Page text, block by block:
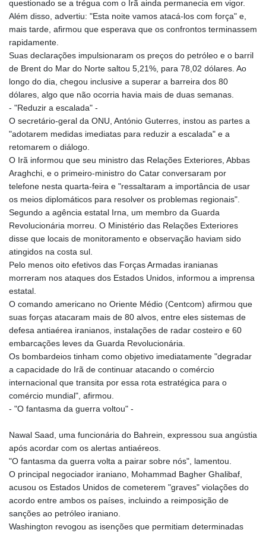
questionado se a trégua com o Irã ainda permanecia em vigor.
Além disso, advertiu: "Esta noite vamos atacá-los com força" e,
mais tarde, afirmou que esperava que os confrontos terminassem
rapidamente.
Suas declarações impulsionaram os preços do petróleo e o barril
de Brent do Mar do Norte saltou 5,21%, para 78,02 dólares. Ao
longo do dia, chegou inclusive a superar a barreira dos 80
dólares, algo que não ocorria havia mais de duas semanas.
- "Reduzir a escalada" -
O secretário-geral da ONU, António Guterres, instou as partes a
"adotarem medidas imediatas para reduzir a escalada" e a
retomarem o diálogo.
O Irã informou que seu ministro das Relações Exteriores, Abbas
Araghchi, e o primeiro-ministro do Catar conversaram por
telefone nesta quarta-feira e "ressaltaram a importância de usar
os meios diplomáticos para resolver os problemas regionais".
Segundo a agência estatal Irna, um membro da Guarda
Revolucionária morreu. O Ministério das Relações Exteriores
disse que locais de monitoramento e observação haviam sido
atingidos na costa sul.
Pelo menos oito efetivos das Forças Armadas iranianas
morreram nos ataques dos Estados Unidos, informou a imprensa
estatal.
O comando americano no Oriente Médio (Centcom) afirmou que
suas forças atacaram mais de 80 alvos, entre eles sistemas de
defesa antiaérea iranianos, instalações de radar costeiro e 60
embarcações leves da Guarda Revolucionária.
Os bombardeios tinham como objetivo imediatamente "degradar
a capacidade do Irã de continuar atacando o comércio
internacional que transita por essa rota estratégica para o
comércio mundial", afirmou.
- "O fantasma da guerra voltou" -
Nawal Saad, uma funcionária do Bahrein, expressou sua angústia
após acordar com os alertas antiaéreos.
"O fantasma da guerra volta a pairar sobre nós", lamentou.
O principal negociador iraniano, Mohammad Bagher Ghalibaf,
acusou os Estados Unidos de cometerem "graves" violações do
acordo entre ambos os países, incluindo a reimposição de
sanções ao petróleo iraniano.
Washington revogou as isenções que permitiam determinadas